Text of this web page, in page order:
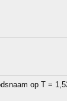
op T =